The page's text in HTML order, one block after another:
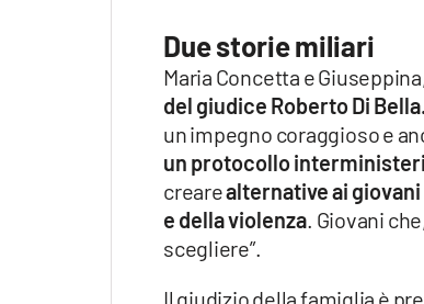
Due storie miliari
Maria Concetta e
del giudice Roberto Di Bella.
un impegno coraggioso e
un protocollo
crearealternative ai
e della violenza. Giovani
scegliere”.